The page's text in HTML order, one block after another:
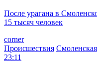
После урагана в
15 тысяч человек
corner
Происшествия
23:11